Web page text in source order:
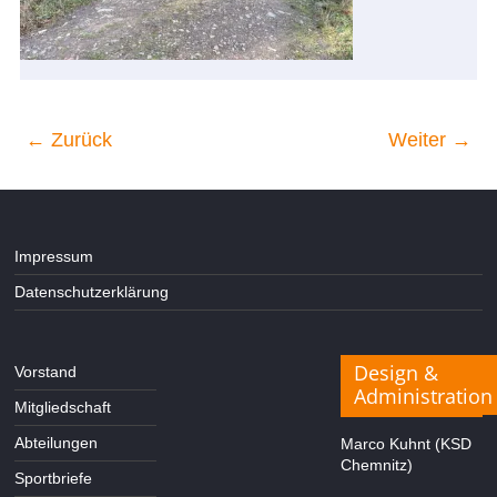
← Zurück Weiter →
Impressum
Datenschutzerklärung
Vorstand
Mitgliedschaft
Abteilungen
Sportbriefe
Design &
Administration
Marco Kuhnt (KSD
Chemnitz)